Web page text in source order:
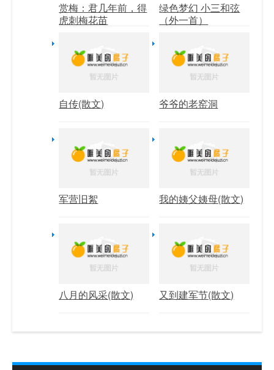
赏梅：君几年前，得
虎刺梅花苗
绿色梦幻 小三和弦
（外一首）
自传(散文) 爷爷的老窑洞
军营旧絮 我的姨父姨母(散文)
八月的风采(散文) 又到建军节(散文)